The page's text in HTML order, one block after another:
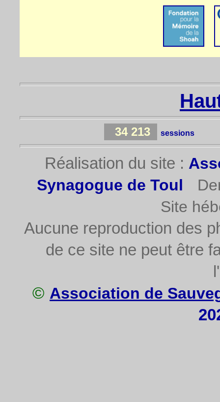
34 213 sessions
Réalisation du site :
Synagogue de Toul
Site
Aucune reproduction des
de ce site ne peut être
© Association de